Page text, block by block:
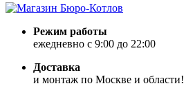
Режим работы
ежедневно с 9:00 до 22:00
Доставка
и монтаж по Москве и области!